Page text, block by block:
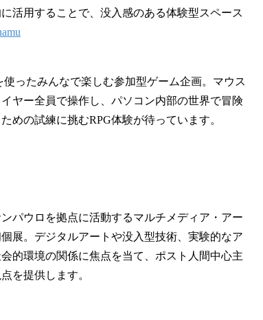
活用することで、没入感のある体験型スペース
使ったみんなで楽しむ参加型ゲーム企画。マウス
ヤー全員で操作し、パソコン内部の世界で冒険
めの試練に挑むRPG体験が待っています。
パウロを拠点に活動するマルチメディア・アー
展。デジタルアートや没入型技術、実験的なア
的環境の関係に焦点を当て、ポスト人間中心主
を提供します。